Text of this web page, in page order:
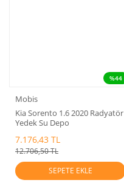
%44
Mobis
Kia Sorento 1.6 2020 Radyatör
Yedek Su Depo
7.176,43 TL
12.706,50 TL
SEPETE EKLE